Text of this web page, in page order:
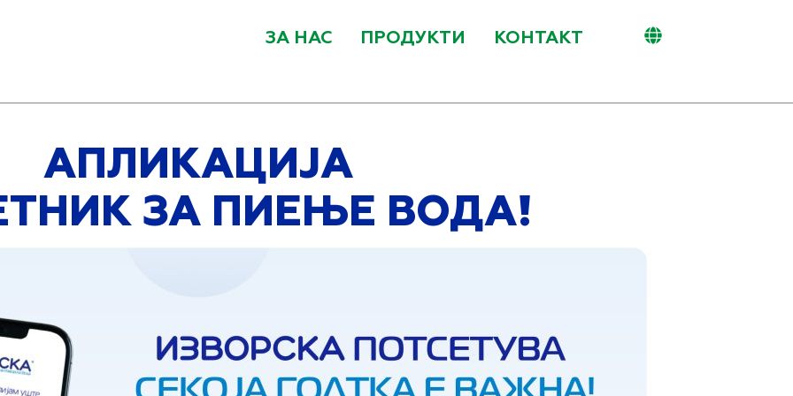
ЗА НАС ПРОДУКТИ КОНТАКТ
АПЛИКАЦИЈА
ЗА ПИЕЊЕ ВОДА!